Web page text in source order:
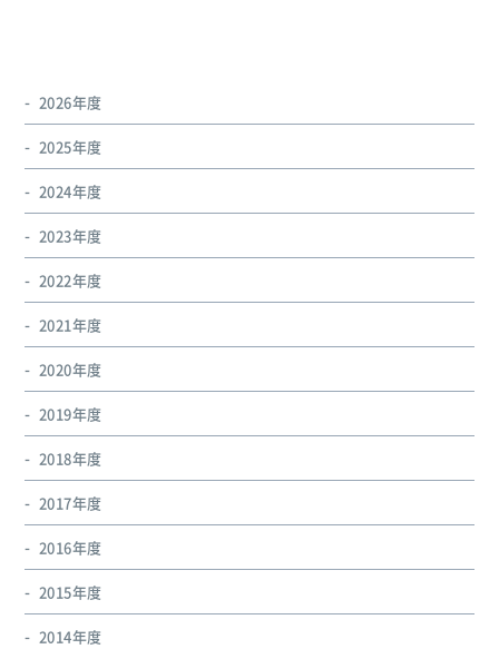
2026年度
2025年度
2024年度
2023年度
2022年度
2021年度
2020年度
2019年度
2018年度
2017年度
2016年度
2015年度
2014年度